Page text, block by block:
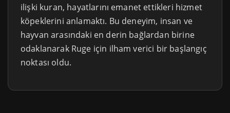
ilişki kuran, hayatlarını emanet ettikleri hizmet
köpeklerini anlamaktı. Bu deneyim, insan ve
hayvan arasındaki en derin bağlardan birine
odaklanarak Ruge için ilham verici bir başlangıç
noktası oldu.